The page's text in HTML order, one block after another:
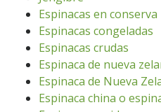
Espinacas en conserva
Espinacas congeladas
Espinacas crudas
Espinaca de nueva
Espinaca de Nueva
Espinaca china o